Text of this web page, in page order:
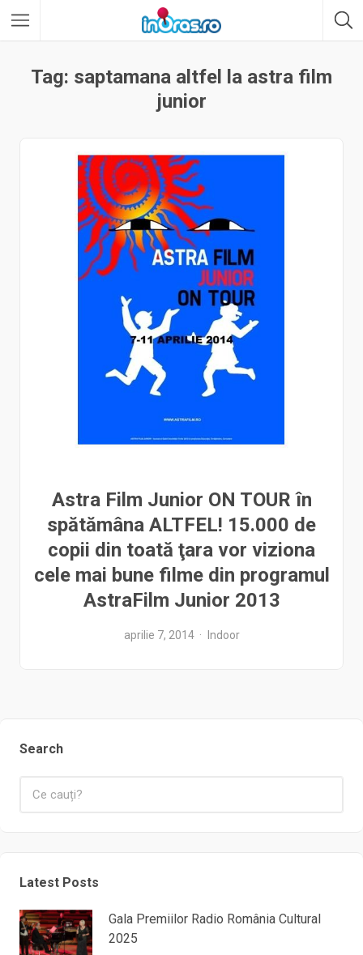
Tag: saptamana altfel la astra film
junior
Astra Film Junior ON TOUR în
spătămâna ALTFEL! 15.000 de
copii din toată ţara vor viziona
cele mai bune filme din programul
AstraFilm Junior 2013
aprilie 7, 2014 Indoor
Search
Latest Posts
Gala Premiilor Radio România Cultural
2025